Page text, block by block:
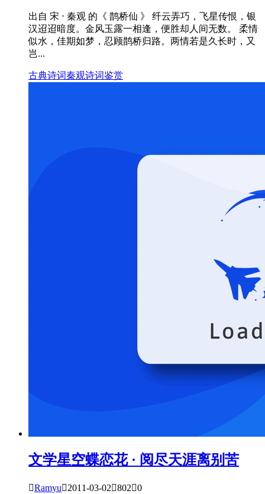
出自 宋 ⋅ 秦观 的《 鹊桥仙 》 纤云弄巧，飞星传恨，银
汉迢迢暗度。金风玉露一相逢，便胜却人间无数。 柔情
似水，佳期如梦，忍顾鹊桥归路。两情若是久长时，又
岂...
古典诗词秦观诗词鉴赏
文学星空蝶恋花 · 阅尽天涯离别苦
Ramyu2011-03-028020